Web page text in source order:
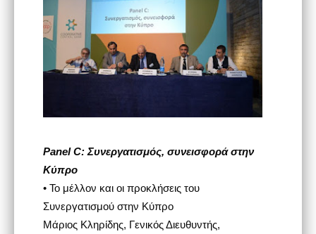
Panel C: Συνεργατισμός, συνεισφορά στην
Κύπρο
• Το μέλλον και οι προκλήσεις του
Συνεργατισμού στην Κύπρο
Μάριος Κληρίδης, Γενικός Διευθυντής,